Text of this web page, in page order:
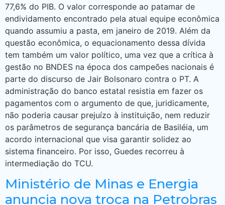
77,6% do PIB. O valor corresponde ao patamar de
endividamento encontrado pela atual equipe econômica
quando assumiu a pasta, em janeiro de 2019. Além da
questão econômica, o equacionamento dessa dívida
tem também um valor político, uma vez que a crítica à
gestão no BNDES na época dos campeões nacionais é
parte do discurso de Jair Bolsonaro contra o PT. A
administração do banco estatal resistia em fazer os
pagamentos com o argumento de que, juridicamente,
não poderia causar prejuízo à instituição, nem reduzir
os parâmetros de segurança bancária de Basiléia, um
acordo internacional que visa garantir solidez ao
sistema financeiro. Por isso, Guedes recorreu à
intermediação do TCU.
Ministério de Minas e Energia
anuncia nova troca na Petrobras